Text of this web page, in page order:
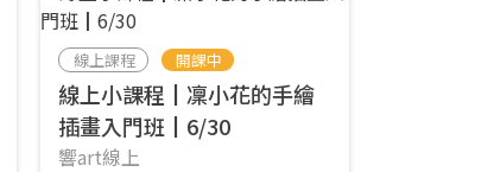
線上課程 開課中
線上小課程┃凜小花的手繪
插畫入門班┃6/30
響art線上